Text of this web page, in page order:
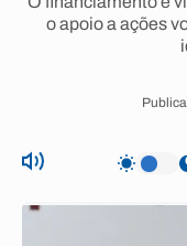
o apoio a ações